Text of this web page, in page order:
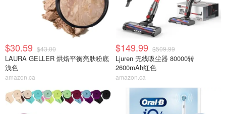
$30.59 $43.00
LAURA GELLER 烘焙平衡亮肤粉底
浅色
amazon.ca
$149.99 $509.99
Ljuren 无线吸尘器 80000转
2600mAh红色
amazon.ca